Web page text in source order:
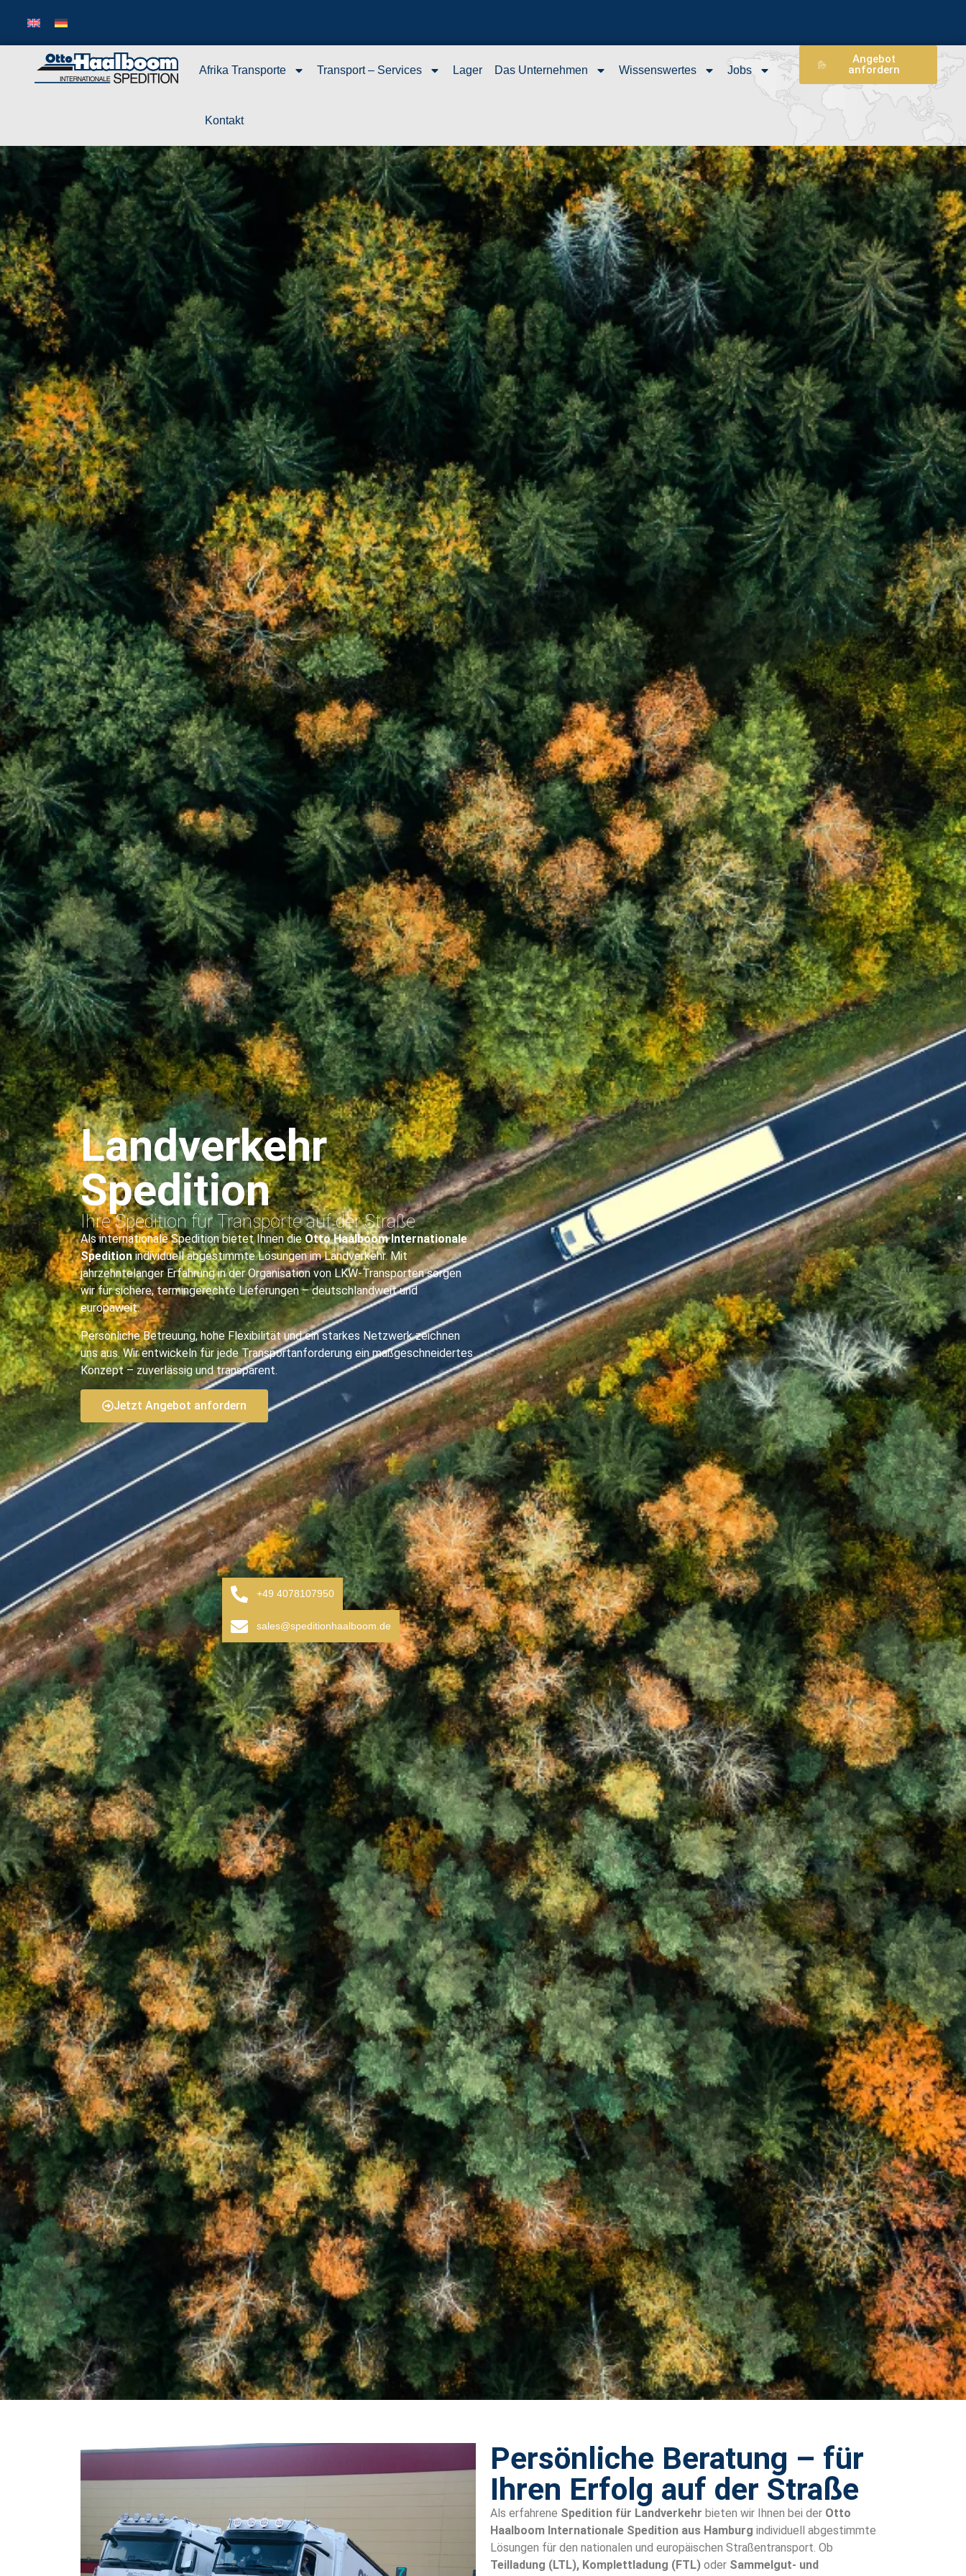
Afrika Transporte Transport – Services Lager Das Unternehmen Wissenswertes Jobs
Kontakt
Angebot
anfordern
Landverkehr
Spedition
Ihre Spedition für Transporte auf der Straße
Als internationale Spedition bietet Ihnen dieOtto Haalboom Internationale
Speditionindividuell abgestimmte Lösungen im Landverkehr. Mit
jahrzehntelanger Erfahrung in der Organisation von LKW-Transporten sorgen
wir für sichere, termingerechte Lieferungen – deutschlandweit und
europaweit.
Persönliche Betreuung, hohe Flexibilität und ein starkes Netzwerk zeichnen
uns aus. Wir entwickeln für jede Transportanforderung ein maßgeschneidertes
Konzept – zuverlässig und transparent.
Jetzt Angebot anfordern
Persönliche Beratung – für
Ihren Erfolg auf der Straße
Als erfahrene Spedition für Landverkehr bieten wir Ihnen bei der Otto
Haalboom Internationale Spedition aus Hamburg individuell abgestimmte
Lösungen für den nationalen und europäischen Straßentransport. Ob
Teilladung (LTL), Komplettladung (FTL) oder Sammelgut- und
+49 4078107950
sales@speditionhaalboom.de